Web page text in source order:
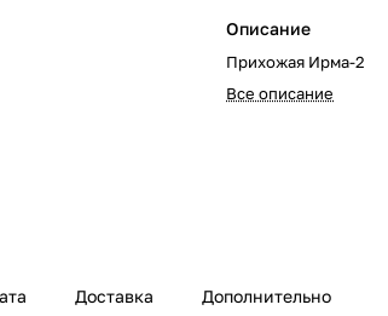
Описание
Прихожая Ирма-2
Все описание
Доставка Дополнительно